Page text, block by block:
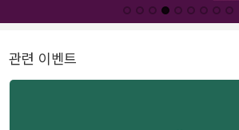
관련 이벤트